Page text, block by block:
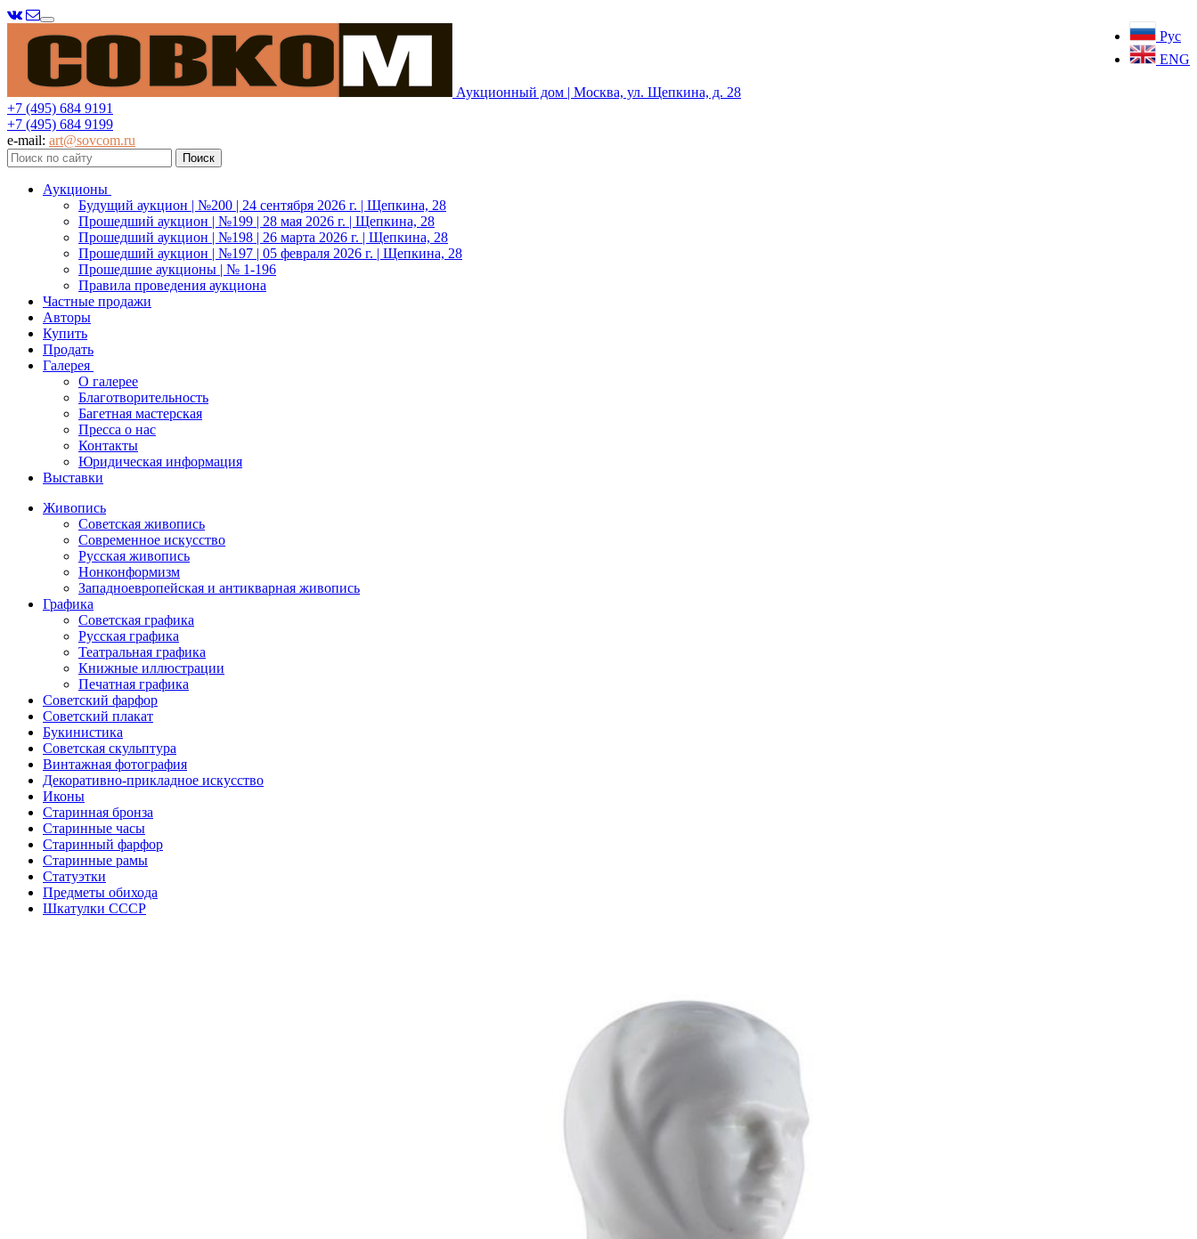
Рус
ENG
Меню
Аукционный дом | Москва, ул. Щепкина, д. 28
+7 (495) 684 9191
+7 (495) 684 9199
e-mail: art@sovcom.ru
Аукционы
Будущий аукцион | №200 | 24 сентября 2026 г. | Щепкина, 28
Прошедший аукцион | №199 | 28 мая 2026 г. | Щепкина, 28
Прошедший аукцион | №198 | 26 марта 2026 г. | Щепкина, 28
Прошедший аукцион | №197 | 05 февраля 2026 г. | Щепкина, 28
Прошедшие аукционы | № 1-196
Правила проведения аукциона
Частные продажи
Авторы
Купить
Продать
Галерея
О галерее
Благотворительность
Багетная мастерская
Пресса о нас
Контакты
Юридическая информация
Выставки
Живопись
Советская живопись
Современное искусство
Русская живопись
Нонконформизм
Западноевропейская и антикварная живопись
Графика
Советская графика
Русская графика
Театральная графика
Книжные иллюстрации
Печатная графика
Советский фарфор
Советский плакат
Букинистика
Советская скульптура
Винтажная фотография
Декоративно-прикладное искусство
Иконы
Старинная бронза
Старинные часы
Старинный фарфор
Старинные рамы
Статуэтки
Предметы обихода
Шкатулки СССР